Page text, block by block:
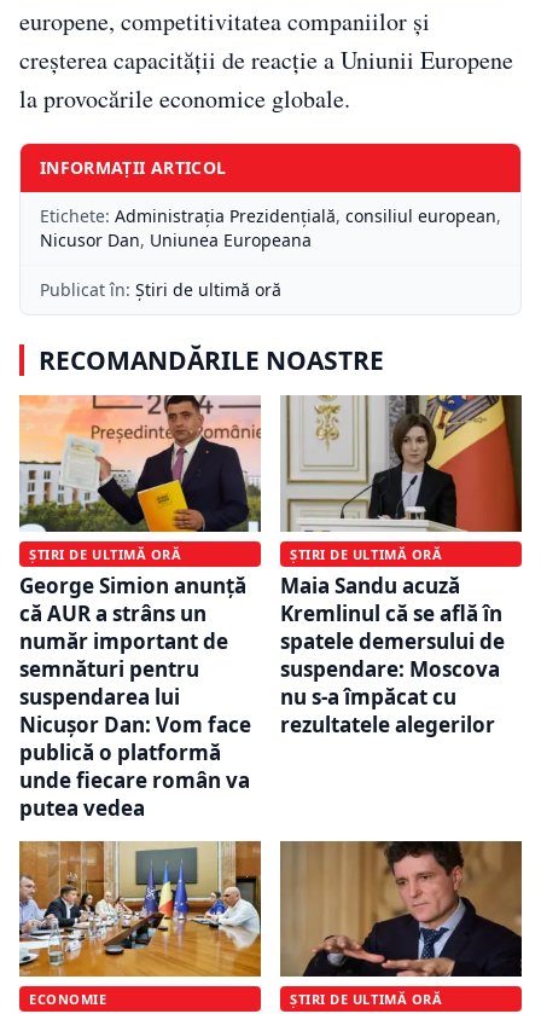
europene, competitivitatea companiilor și
creșterea capacității de reacție a Uniunii Europene
la provocările economice globale.
INFORMAȚII ARTICOL
Etichete: Administrația Prezidențială, consiliul european,
Nicusor Dan, Uniunea Europeana
Publicat în: Știri de ultimă oră
RECOMANDĂRILE NOASTRE
ȘTIRI DE ULTIMĂ ORĂ
George Simion anunță
că AUR a strâns un
număr important de
semnături pentru
suspendarea lui
Nicușor Dan: Vom face
publică o platformă
unde fiecare român va
putea vedea
ȘTIRI DE ULTIMĂ ORĂ
Maia Sandu acuză
Kremlinul că se află în
spatele demersului de
suspendare: Moscova
nu s-a împăcat cu
rezultatele alegerilor
ECONOMIE ȘTIRI DE ULTIMĂ ORĂ